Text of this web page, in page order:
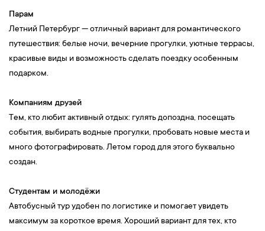
Парам
Летний Петербург — отличный вариант для романтического
путешествия: белые ночи, вечерние прогулки, уютные террасы,
красивые виды и возможность сделать поездку особенным
подарком.
Компаниям друзей
Тем, кто любит активный отдых: гулять допоздна, посещать
события, выбирать водные прогулки, пробовать новые места и
много фотографировать. Летом город для этого буквально
создан.
Студентам и молодёжи
Автобусный тур удобен по логистике и помогает увидеть
максимум за короткое время. Хороший вариант для тех, кто